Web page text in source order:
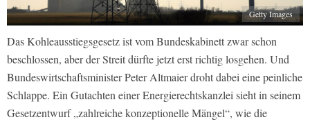
Getty Images
Das Kohleausstiegsgesetz ist vom Bundeskabinett zwar schon
beschlossen, aber der Streit dürfte jetzt erst richtig losgehen. Und
Bundeswirtschaftsminister Peter Altmaier droht dabei eine peinliche
Schlappe. Ein Gutachten einer Energierechtskanzlei sieht in seinem
Gesetzentwurf „zahlreiche konzeptionelle Mängel“, wie die